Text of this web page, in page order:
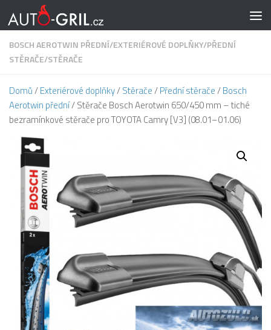
Skip to content
BOSCH AEROTWIN PŘEDNÍ/EXTERIÉROVÉ DOPLŇKY/PŘEDNÍ
STĚRAČE/STĚRAČE
Domů/Exteriérové doplňky/Stěrače/Přední stěrače/Bosch
Aerotwin přední/ Stěrače Bosch Aerotwin 650/450 mm – tiché
bezramínkové stěrače pro TOYOTA Camry [V3] (08.01–01.06)